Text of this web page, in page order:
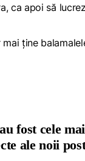
ca apoi să
ține
fost cele
ale noii